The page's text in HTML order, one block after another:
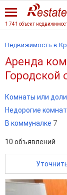
1 741 объект
Недвижимость в
Аренда
Городской
Комнаты или доли
Недорогие
В коммуналке 7
10 объявлений